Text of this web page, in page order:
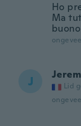
Ho
Ma
buono
J Lid